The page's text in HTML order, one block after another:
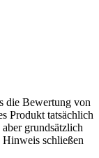
die Bewertung von
Produkt tatsächlich
grundsätzlich
Hinweis schließen